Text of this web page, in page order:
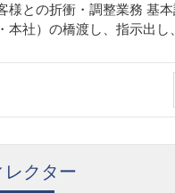
様との折衝・調整業務
本社）の橋渡し、指示出
レクター